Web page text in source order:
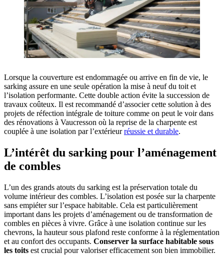
Lorsque la couverture est endommagée ou arrive en fin de vie, le
sarking assure en une seule opération la mise à neuf du toit et
l’isolation performante. Cette double action évite la succession de
travaux coûteux. Il est recommandé d’associer cette solution à des
projets de réfection intégrale de toiture comme on peut le voir dans
des rénovations à Vaucresson où la reprise de la charpente est
couplée à une isolation par l’extérieurréussie et durable.
L’intérêt du sarking pour l’aménagement
de combles
L’un des grands atouts du sarking est la préservation totale du
volume intérieur des combles. L’isolation est posée sur la charpente
sans empiéter sur l’espace habitable. Cela est particulièrement
important dans les projets d’aménagement ou de transformation de
combles en pièces à vivre. Grâce à une isolation continue sur les
chevrons, la hauteur sous plafond reste conforme à la réglementation
et au confort des occupants. Conserver la surface habitable sous
les toits est crucial pour valoriser efficacement son bien immobilier.